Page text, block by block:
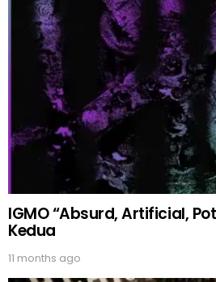
IGMO “Absurd, Artificial,
Kedua
11 months ago